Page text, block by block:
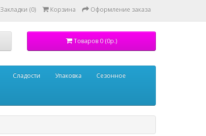
Закладки (0) Корзина Оформление заказа
Товаров 0 (0р.)
Сладости Упаковка Сезонное